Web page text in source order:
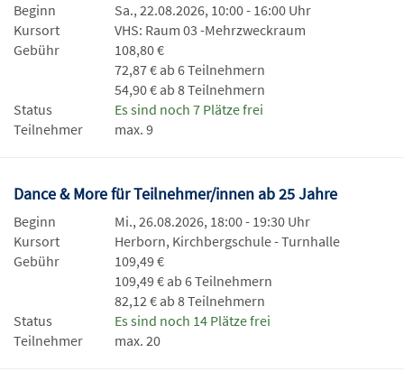
Beginn
Sa., 22.08.2026, 10:00 - 16:00 Uhr
Kursort
VHS: Raum 03 -Mehrzweckraum
Gebühr
108,80 €
72,87 € ab 6 Teilnehmern
54,90 € ab 8 Teilnehmern
Status
Es sind noch 7 Plätze frei
Teilnehmer
max. 9
Dance & More für Teilnehmer/innen ab 25 Jahre
Beginn
Mi., 26.08.2026, 18:00 - 19:30 Uhr
Kursort
Herborn, Kirchbergschule - Turnhalle
Gebühr
109,49 €
109,49 € ab 6 Teilnehmern
82,12 € ab 8 Teilnehmern
Status
Es sind noch 14 Plätze frei
Teilnehmer
max. 20